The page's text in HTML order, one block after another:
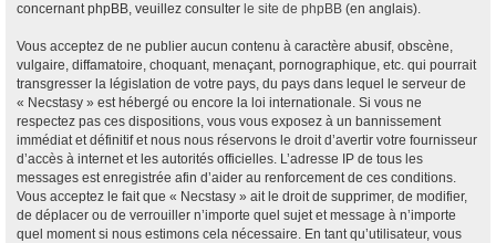
concernant phpBB, veuillez consulter le site de phpBB (en anglais).
Vous acceptez de ne publier aucun contenu à caractère abusif, obscène,
vulgaire, diffamatoire, choquant, menaçant, pornographique, etc. qui pourrait
transgresser la législation de votre pays, du pays dans lequel le serveur de
« Necstasy » est hébergé ou encore la loi internationale. Si vous ne
respectez pas ces dispositions, vous vous exposez à un bannissement
immédiat et définitif et nous nous réservons le droit d’avertir votre fournisseur
d’accès à internet et les autorités officielles. L’adresse IP de tous les
messages est enregistrée afin d’aider au renforcement de ces conditions.
Vous acceptez le fait que « Necstasy » ait le droit de supprimer, de modifier,
de déplacer ou de verrouiller n’importe quel sujet et message à n’importe
quel moment si nous estimons cela nécessaire. En tant qu’utilisateur, vous